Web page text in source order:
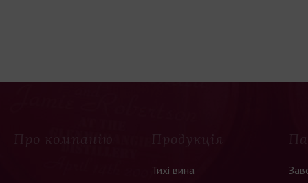
Про компанію Продукція
Тихі вина